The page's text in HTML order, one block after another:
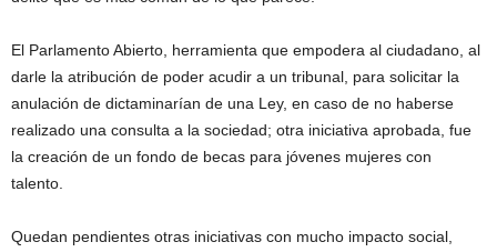
El Parlamento Abierto, herramienta que empodera al ciudadano, al
darle la atribución de poder acudir a un tribunal, para solicitar la
anulación de dictaminarían de una Ley, en caso de no haberse
realizado una consulta a la sociedad; otra iniciativa aprobada, fue
la creación de un fondo de becas para jóvenes mujeres con
talento.
Quedan pendientes otras iniciativas con mucho impacto social,